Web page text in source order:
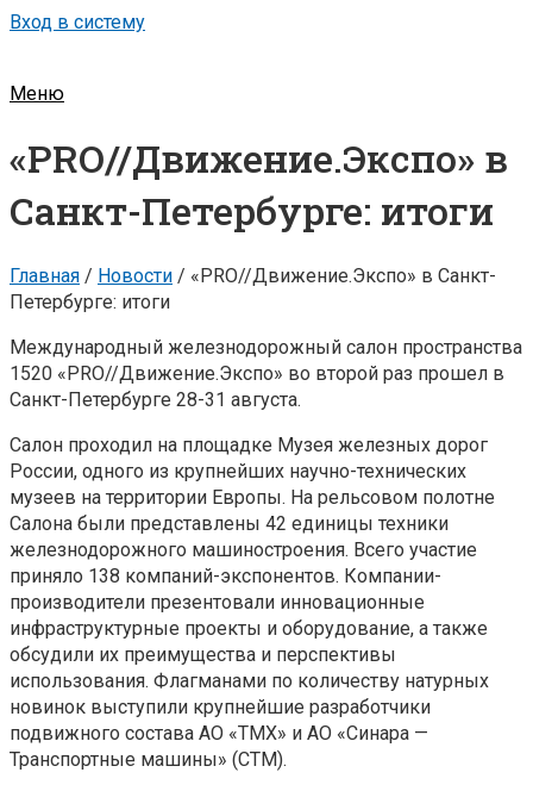
Вход в систему
Меню
«PRO//Движение.Экспо» в
Санкт-Петербурге: итоги
Главная / Новости / «PRO//Движение.Экспо» в Санкт-
Петербурге: итоги
Международный железнодорожный салон пространства
1520 «PRO//Движение.Экспо» во второй раз прошел в
Санкт-Петербурге 28-31 августа.
Салон проходил на площадке Музея железных дорог
России, одного из крупнейших научно-технических
музеев на территории Европы. На рельсовом полотне
Салона были представлены 42 единицы техники
железнодорожного машиностроения. Всего участие
приняло 138 компаний-экспонентов. Компании-
производители презентовали инновационные
инфраструктурные проекты и оборудование, а также
обсудили их преимущества и перспективы
использования. Флагманами по количеству натурных
новинок выступили крупнейшие разработчики
подвижного состава АО «ТМХ» и АО «Синара —
Транспортные машины» (СТМ).